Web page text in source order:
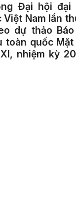
Đại hội đại
Nam lần
dự thảo Báo
toàn quốc Mặt
nhiệm kỳ